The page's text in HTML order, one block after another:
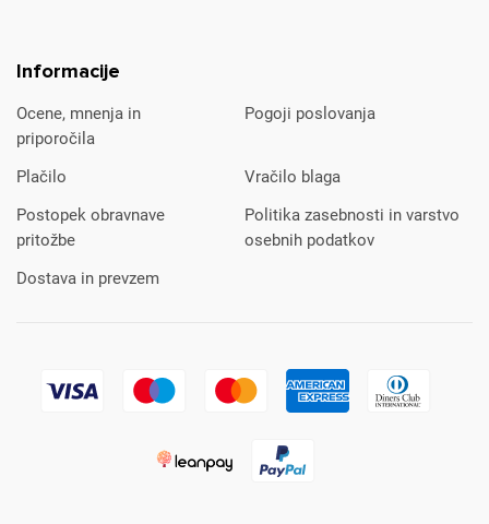
Informacije
Ocene, mnenja in
priporočila
Pogoji poslovanja
Plačilo
Vračilo blaga
Postopek obravnave
pritožbe
Politika zasebnosti in varstvo
osebnih podatkov
Dostava in prevzem